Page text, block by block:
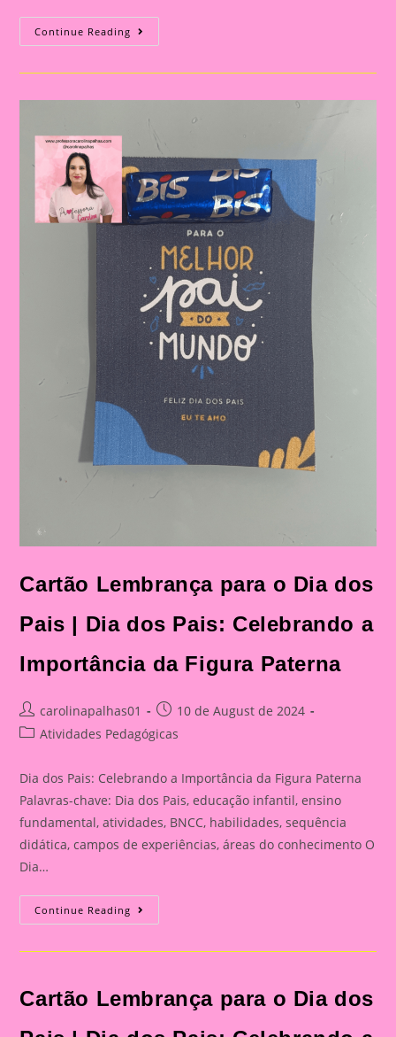
Continue Reading Cartão
Lembrança
O
Pais
Dos
Pais:
Celebrando
A
Importância
Da
Figura
Paterna
Cartão Lembrança para o Dia dos
Pais | Dia dos Pais: Celebrando a
Importância da Figura Paterna
Post
author:
carolinapalhas01
Post
published:
10 de August de 2024
PostAtividades Pedagógicas
Dia dos Pais: Celebrando a Importância da Figura Paterna
Palavras-chave: Dia dos Pais, educação infantil, ensino
fundamental, atividades, BNCC, habilidades, sequência
didática, campos de experiências, áreas do conhecimento O
Dia…
Continue Reading Cartão
Lembrança
O
|
Dia
Cartão Lembrança para o Dia dos